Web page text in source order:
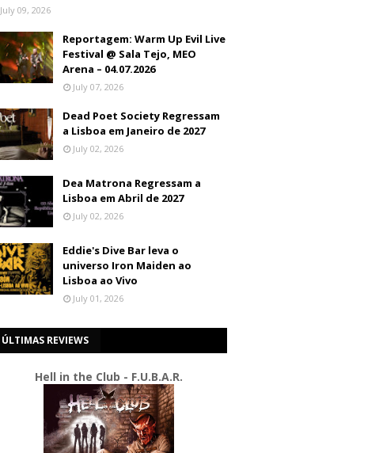
July 09, 2026
Reportagem: Warm Up Evil Live
Festival @ Sala Tejo, MEO
Arena – 04.07.2026
July 07, 2026
Dead Poet Society Regressam
a Lisboa em Janeiro de 2027
July 02, 2026
Dea Matrona Regressam a
Lisboa em Abril de 2027
July 02, 2026
Eddie's Dive Bar leva o
universo Iron Maiden ao
Lisboa ao Vivo
July 01, 2026
ÚLTIMAS REVIEWS
Hell in the Club - F.U.B.A.R.